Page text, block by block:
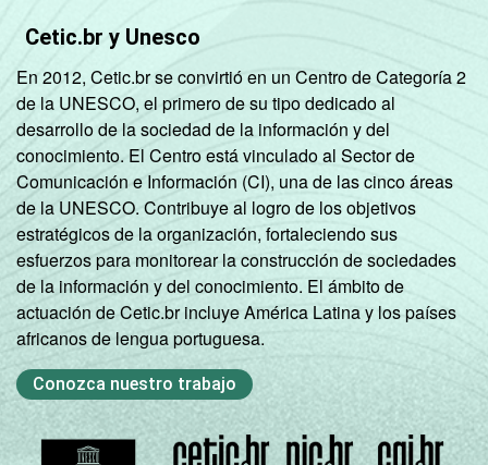
Cetic.br y Unesco
En 2012, Cetic.br se convirtió en un Centro de Categoría 2
de la UNESCO, el primero de su tipo dedicado al
desarrollo de la sociedad de la información y del
conocimiento. El Centro está vinculado al Sector de
Comunicación e Información (CI), una de las cinco áreas
de la UNESCO. Contribuye al logro de los objetivos
estratégicos de la organización, fortaleciendo sus
esfuerzos para monitorear la construcción de sociedades
de la información y del conocimiento. El ámbito de
actuación de Cetic.br incluye América Latina y los países
africanos de lengua portuguesa.
Conozca nuestro trabajo